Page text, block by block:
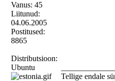
Vanus: 45
Liitunud:
04.06.2005
Postitused:
8865
Distributsioon:
Ubuntu
Tellige endale